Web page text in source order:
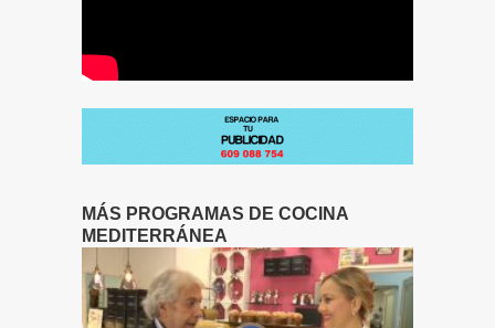
MÁS PROGRAMAS DE COCINA
MEDITERRÁNEA